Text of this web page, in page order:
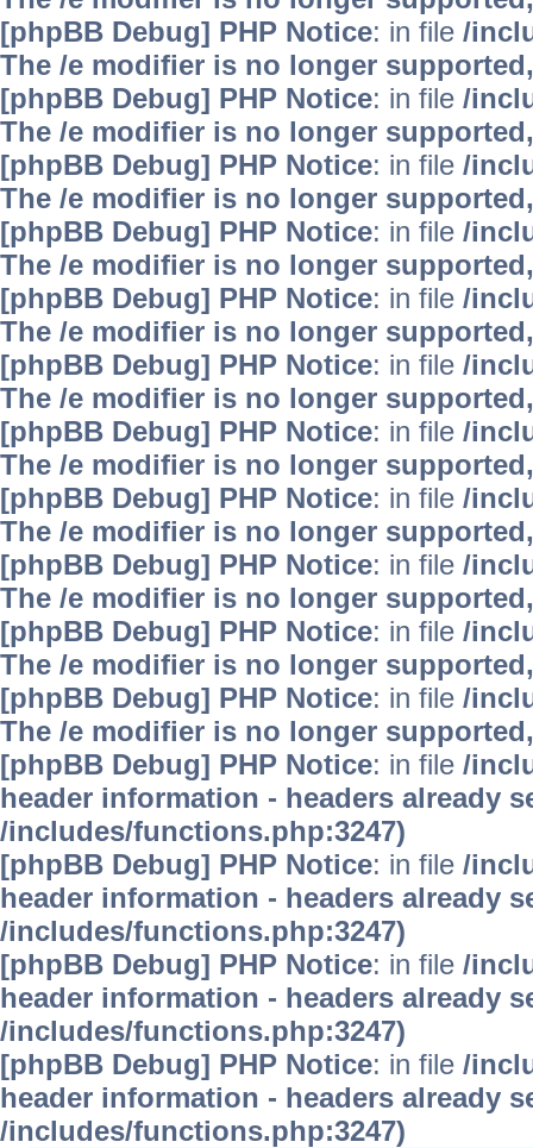
[phpBB Debug] PHP Notice: in file /
The /e modifier is no longer
[phpBB Debug] PHP Notice: in file /
The /e modifier is no longer
[phpBB Debug] PHP Notice: in file /
The /e modifier is no longer
[phpBB Debug] PHP Notice: in file /
The /e modifier is no longer
[phpBB Debug] PHP Notice: in file /
The /e modifier is no longer
[phpBB Debug] PHP Notice: in file /
The /e modifier is no longer
[phpBB Debug] PHP Notice: in file /
The /e modifier is no longer
[phpBB Debug] PHP Notice: in file /
The /e modifier is no longer
[phpBB Debug] PHP Notice: in file /
The /e modifier is no longer
[phpBB Debug] PHP Notice: in file /
The /e modifier is no longer
[phpBB Debug] PHP Notice: in file /
The /e modifier is no longer
[phpBB Debug] PHP Notice: in file /
header information - headers already
/includes/functions.php:3247)
[phpBB Debug] PHP Notice: in file /
header information - headers already
/includes/functions.php:3247)
[phpBB Debug] PHP Notice: in file /
header information - headers already
/includes/functions.php:3247)
[phpBB Debug] PHP Notice: in file /
header information - headers already
/includes/functions.php:3247)